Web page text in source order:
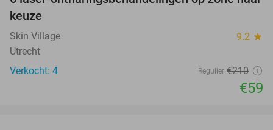
keuze
Skin Village 9.2 star
Utrecht
Verkocht: 4
Regulier €210
€59